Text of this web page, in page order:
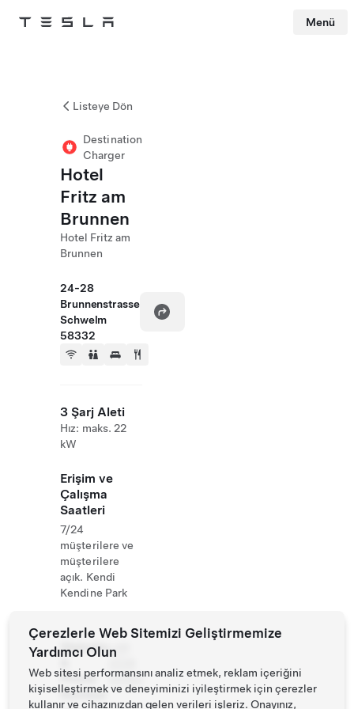
Tesla Menü
Listeye Dön
Destination
Charger
Hotel
Fritz am
Brunnen
Hotel Fritz am
Brunnen
24-28
Brunnenstrasse
Schwelm
58332
3 Şarj Aleti
Hız: maks. 22
kW
Erişim ve
Çalışma
Saatleri
7/24
müşterilere ve
müşterilere
açık. Kendi
Kendine Park
Website
Phone
Number
+49
40080
Çerezlerle Web Sitemizi Geliştirmemize
Yardımcı Olun
Web sitesi performansını analiz etmek, reklam içeriğini
kişiselleştirmek ve deneyiminizi iyileştirmek için çerezler
kullanır ve cihazınızdan gelen verileri işleriz. Onayınız,